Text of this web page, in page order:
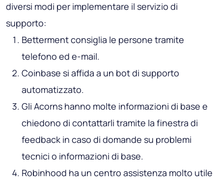
diversi modi per implementare il servizio di
supporto:
Betterment consiglia le persone tramite
telefono ed e-mail.
Coinbase si affida a un bot di supporto
automatizzato.
Gli Acorns hanno molte informazioni di base e
chiedono di contattarli tramite la finestra di
feedback in caso di domande su problemi
tecnici o informazioni di base.
Robinhood ha un centro assistenza molto utile